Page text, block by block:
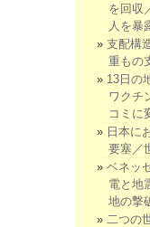
を回収
人を暴
支配構
重もの
13日の
ワクチ
コミに
日本に
要塞／
ベネッ
電と地
地の撃
二つの